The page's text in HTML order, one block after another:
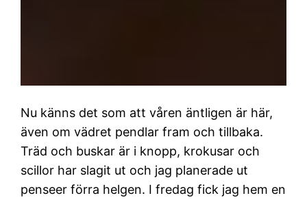
Nu känns det som att våren äntligen är här,
även om vädret pendlar fram och tillbaka.
Träd och buskar är i knopp, krokusar och
scillor har slagit ut och jag planerade ut
penseer förra helgen. I fredag fick jag hem en